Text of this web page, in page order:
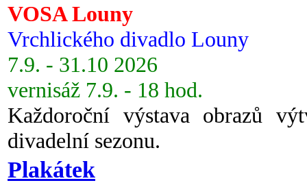
VOSA Louny
Vrchlického divadlo Louny
7.9. - 31.10 2026
vernisáž 7.9. - 18 hod.
Každoroční výstava obrazů
divadelní sezonu.
Plakátek